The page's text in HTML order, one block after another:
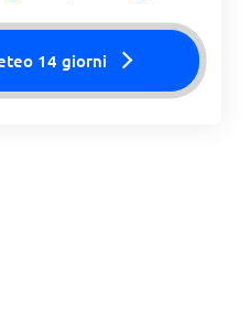
14 giorni